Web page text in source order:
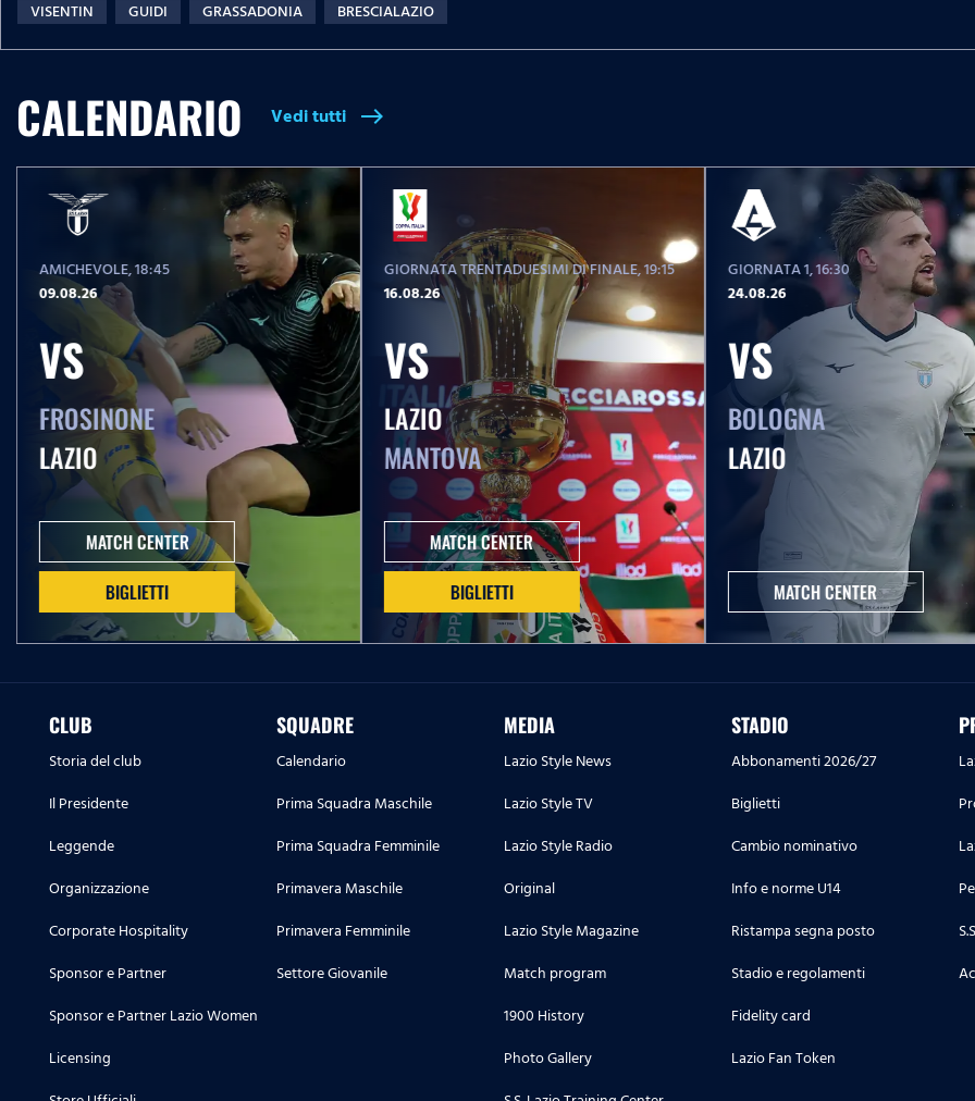
VISENTIN GUIDI GRASSADONIA BRESCIALAZIO
CALENDARIO Vedi tutti east
AMICHEVOLE, 18:45
09.08.26
VS
FROSINONE
LAZIO
MATCH CENTER
BIGLIETTI
GIORNATA TRENTADUESIMI DI FINALE, 19:15
16.08.26
VS
LAZIO
MANTOVA
MATCH CENTER
BIGLIETTI
GIORNATA 1, 16:30
24.08.26
VS
BOLOGNA
LAZIO
MATCH CENTER
CLUB
Storia del club
Il Presidente
Leggende
Organizzazione
Corporate Hospitality
Sponsor e Partner
Sponsor e Partner Lazio Women
Licensing
SQUADRE
Calendario
Prima Squadra Maschile
Prima Squadra Femminile
Primavera Maschile
Primavera Femminile
Settore Giovanile
MEDIA
Lazio Style News
Lazio Style TV
Lazio Style Radio
Original
Lazio Style Magazine
Match program
1900 History
Photo Gallery
STADIO
Abbonamenti 2026/27
Biglietti
Cambio nominativo
Info e norme U14
Ristampa segna posto
Stadio e regolamenti
Fidelity card
Lazio Fan Token